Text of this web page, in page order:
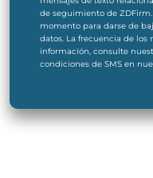
de seguimiento de ZDFirm.
momento para darse de
datos. La frecuencia de los
información, consulte
condiciones de SMS en